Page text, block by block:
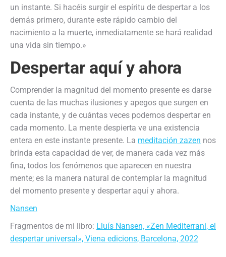
un instante. Si hacéis surgir el espíritu de despertar a los
demás primero, durante este rápido cambio del
nacimiento a la muerte, inmediatamente se hará realidad
una vida sin tiempo.»
Despertar aquí y ahora
Comprender la magnitud del momento presente es darse
cuenta de las muchas ilusiones y apegos que surgen en
cada instante, y de cuántas veces podemos despertar en
cada momento. La mente despierta ve una existencia
entera en este instante presente. La meditación zazen nos
brinda esta capacidad de ver, de manera cada vez más
fina, todos los fenómenos que aparecen en nuestra
mente; es la manera natural de contemplar la magnitud
del momento presente y despertar aquí y ahora.
Nansen
Fragmentos de mi libro: Lluís Nansen, «Zen Mediterrani, el
despertar universal», Viena edicions, Barcelona, 2022